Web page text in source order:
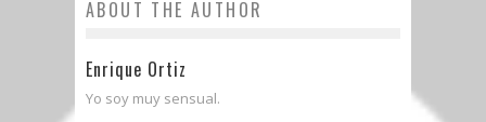
ABOUT THE AUTHOR
Enrique Ortiz
Yo soy muy sensual.